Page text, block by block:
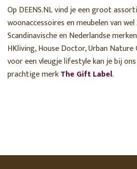
Op DEENS.NL vind je een groot
woonaccessoires en meubelen van
Scandinavische en Nederlandse
HKliving, House Doctor, Urban Nature
voor een vleugje lifestyle kan je bij
prachtige merkThe Gift Label.